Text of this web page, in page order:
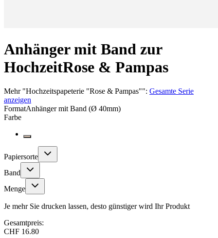
Anhänger mit Band zur
HochzeitRose & Pampas
Mehr"Hochzeitspapeterie "Rose & Pampas"": Gesamte Serie
anzeigen
FormatAnhänger mit Band (Ø 40mm)
Farbe
Papiersorte
Band
Menge
Je mehr Sie drucken lassen, desto günstiger wird Ihr Produkt
Gesamtpreis:
CHF 16.80